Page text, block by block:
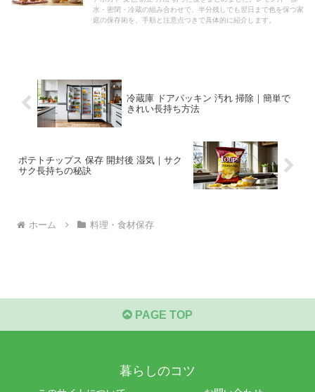
水・密閉・冷蔵の組み合わせで、半分残しでも翌日まで色を保つ家
庭の保存術を、手順と注意点つきで具体的に紹介します。
冷蔵庫 ドアパッキン 汚れ 掃除｜簡単で
きれい長持ち方法
ポテトチップス 保存 開封後 湿気｜サク
サク長持ちの秘訣
ホーム 料理・食材保存
PAGE TOP
暮らしのコツ